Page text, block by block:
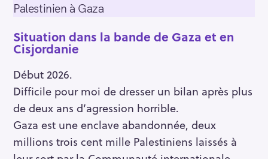
Palestinien à Gaza
Situation dans la bande de Gaza et en
Cisjordanie
Début 2026.
Difficile pour moi de dresser un bilan après plus
de deux ans d’agression horrible.
Gaza est une enclave abandonnée, deux
millions trois cent mille Palestiniens laissés à